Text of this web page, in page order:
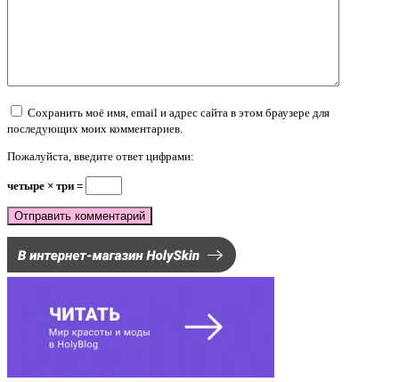
Сохранить моё имя, email и адрес сайта в этом браузере для
последующих моих комментариев.
Пожалуйста, введите ответ цифрами:
четыре × три =